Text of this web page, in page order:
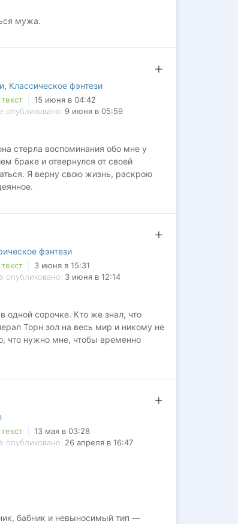
"НРАВИТСЯ"
мужа.
что после этого позора никогда
меня до дрожи, но при каждой
Как выжить в замке и не
метка истинности,
"НРАВИТСЯ"
, Классическое фэнтези
15 июня в 04:42
опубликовано: 9 июня в 05:59
стерла воспоминания обо мне у
браке и отвернулся от своей
Я верну свою жизнь, раскрою
который считает себя моим
мне грозит опасность. Чем
я люблю?
"НРАВИТСЯ"
фэнтези
3 июня в 15:31
опубликовано: 3 июня в 12:14
сорочке. Кто же знал, что
Торн зол на весь мир и никому не
что нужно мне, чтобы временно
что я ключ к его спасению?
13 мая в 03:28
опубликовано: 26 апреля в 16:47
бабник и невыносимый тип —